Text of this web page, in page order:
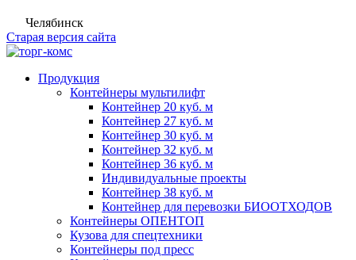
Челябинск
Старая версия сайта
Продукция
Контейнеры мультилифт
Контейнер 20 куб. м
Контейнер 27 куб. м
Контейнер 30 куб. м
Контейнер 32 куб. м
Контейнер 36 куб. м
Индивидуальные проекты
Контейнер 38 куб. м
Контейнер для перевозки БИООТХОДОВ
Контейнеры ОПЕНТОП
Кузова для спецтехники
Контейнеры под пресс